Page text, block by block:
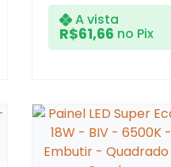
A vista
R$61,66 no Pix